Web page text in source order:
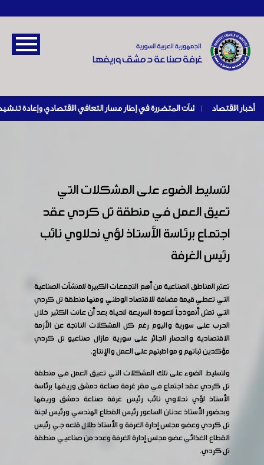
أخبار الاقتصاد |
لتسليط الضوء على المشكلات التي
تعيق العمل في منطقة تل كردي عقد
اجتماع برئاسة الأستاذ لؤي نحلاوي نائب
رئيس الغرفة
تعتبر المناطق الصناعية من أهم التجمعات الكبيرة للمنشآت الصناعية
التي تعطي قيمة مضافة للاقتصاد الوطني ومنها منطقة تل كردي
التي تمثل أنموذجاً للعودة السريعة للحياة بعد أن عانت الكثير خلال
الحرب على سورية واليوم رغم كل المشكلات الناتجة عن الأزمة
الاقتصادية والحصار الجائر على سورية مازال صناعيو تل كردي
مؤكدين ثباتهم و مواظبتهم على العمل والإنتاج.
ولتسليط الضوء على تلك المشكلات التي تعيق العمل في منطقة
تل كردي عقد اجتماع في مقر غرفة صناعة دمشق وريفها برئاسة
الأستاذ لؤي نحلاوي نائب رئيس غرفة صناعة دمشق وريفها
وبحضور الأستاذ عدنان الساعور رئيس القطاع الهندسي ورئيس لجنة
تل كردي وعضو مجلس إدارة الغرفة و الأستاذ طلال قلعه جي رئيس
القطاع الغذائي عضو مجلس إدارة الغرفة وعدد من صناعيي منطقة
تل كردي.